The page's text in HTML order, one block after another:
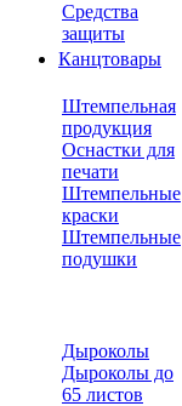
Средства
защиты
Канцтовары
Штемпельная
продукция
Оснастки для
печати
Штемпельные
краски
Штемпельные
подушки
Дыроколы
Дыроколы до
65 листов